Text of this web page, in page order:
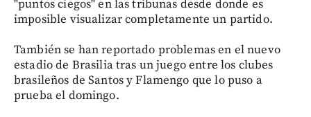
"puntos ciegos" en las tribunas desde donde es
imposible visualizar completamente un partido.
También se han reportado problemas en el nuevo
estadio de Brasilia tras un juego entre los clubes
brasileños de Santos y Flamengo que lo puso a
prueba el domingo.